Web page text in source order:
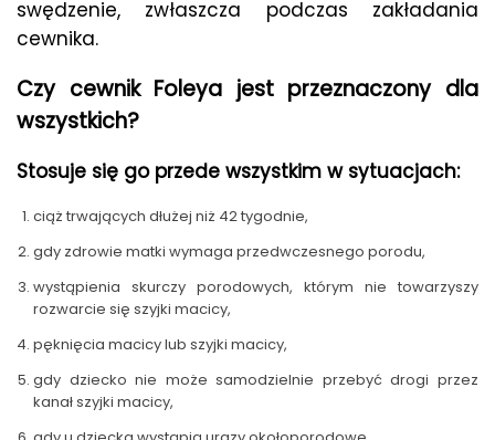
swędzenie, zwłaszcza podczas zakładania
cewnika.
Czy cewnik Foleya jest przeznaczony dla
wszystkich?
Stosuje się go przede wszystkim w sytuacjach:
ciąż trwających dłużej niż 42 tygodnie,
gdy zdrowie matki wymaga przedwczesnego porodu,
wystąpienia skurczy porodowych, którym nie towarzyszy
rozwarcie się szyjki macicy,
pęknięcia macicy lub szyjki macicy,
gdy dziecko nie może samodzielnie przebyć drogi przez
kanał szyjki macicy,